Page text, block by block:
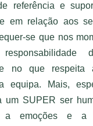
referência e
em relação aos
se que nos
no que respeita
equipa. Mais,
um SUPER ser
a emoções e a